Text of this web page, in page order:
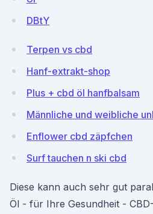
DBtY
Terpen vs cbd
Hanf-extrakt-shop
Plus + cbd öl hanfbalsam
Männliche und weibliche
Enflower cbd zäpfchen
Surf tauchen n ski cbd
Diese kann auch sehr gut
Öl - für Ihre Gesundheit -